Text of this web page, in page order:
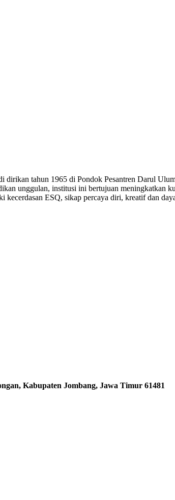
tahun 1965 di Pondok Pesantren Darul
unggulan, institusi ini bertujuan meningkatkan
ESQ, sikap percaya diri, kreatif dan
Kabupaten Jombang, Jawa Timur 61481